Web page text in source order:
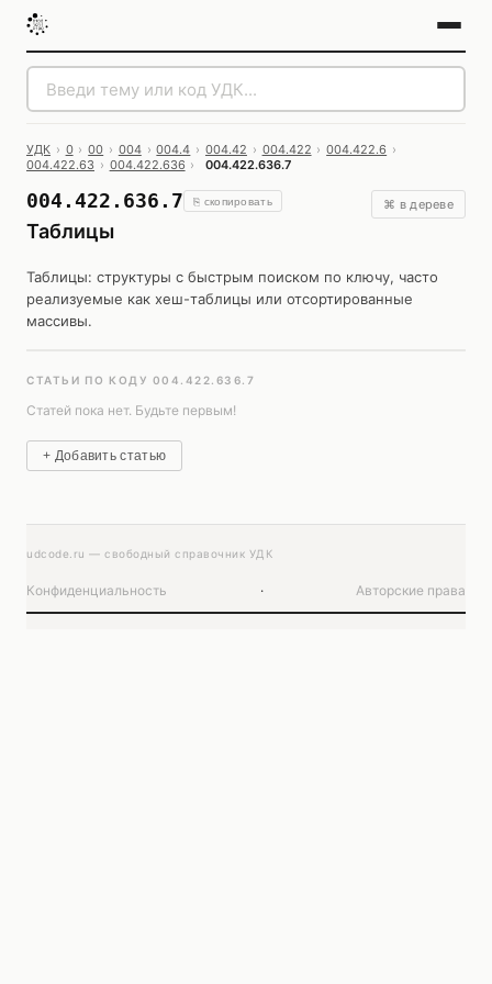
УДК › 0 › 00 › 004 › 004.4 › 004.42 › 004.422 › 004.422.6 ›
004.422.63 › 004.422.636 › 004.422.636.7
004.422.636.7 ⎘ скопировать
Таблицы
⌘ в дереве
Таблицы: структуры с быстрым поиском по ключу, часто
реализуемые как хеш-таблицы или отсортированные
массивы.
СТАТЬИ ПО КОДУ 004.422.636.7
Статей пока нет. Будьте первым!
+ Добавить статью
udcode.ru — свободный справочник УДК
Конфиденциальность · Авторские права